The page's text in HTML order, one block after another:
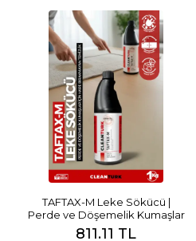
TAFTAX-M Leke Sökücü |
Perde ve Döşemelik Kumaşlar
İçin Hare Bırakmayan Temizlik
811.11 TL